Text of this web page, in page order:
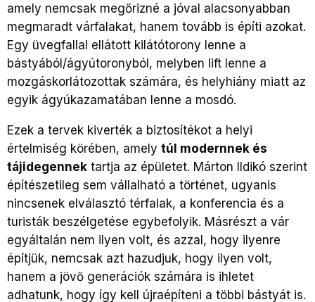
amely nemcsak megőrizné a jóval alacsonyabban
megmaradt várfalakat, hanem tovább is építi azokat.
Egy üvegfallal ellátott kilátótorony lenne a
bástyából/ágyútoronyból, melyben lift lenne a
mozgáskorlátozottak számára, és helyhiány miatt az
egyik ágyúkazamatában lenne a mosdó.
Ezek a tervek kiverték a biztosítékot a helyi
értelmiség körében, amely túl modernnek és
tájidegennek tartja az épületet. Márton Ildikó szerint
építészetileg sem vállalható a történet, ugyanis
nincsenek elválasztó térfalak, a konferencia és a
turisták beszélgetése egybefolyik. Másrészt a vár
egyáltalán nem ilyen volt, és azzal, hogy ilyenre
építjük, nemcsak azt hazudjuk, hogy ilyen volt,
hanem a jövő generációk számára is ihletet
adhatunk, hogy így kell újraépíteni a többi bástyát is.